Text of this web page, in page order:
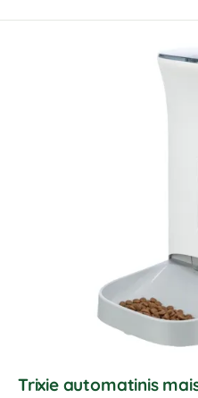
Trixie automatinis